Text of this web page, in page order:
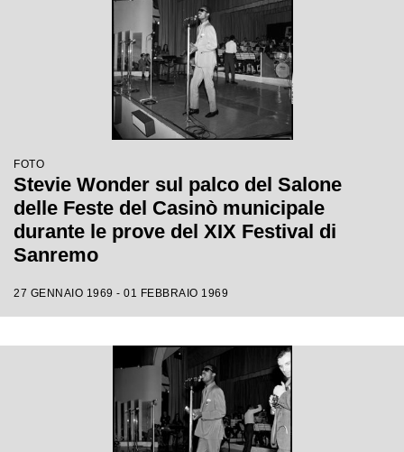
FOTO
Stevie Wonder sul palco del Salone
delle Feste del Casinò municipale
durante le prove del XIX Festival di
Sanremo
27 GENNAIO 1969 - 01 FEBBRAIO 1969